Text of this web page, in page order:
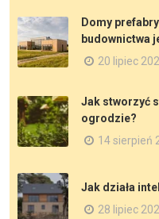
Domy
budownictwa
20 lipiec
Jak stworzyć
ogrodzie?
14 sierpień
Jak działa
28 lipiec